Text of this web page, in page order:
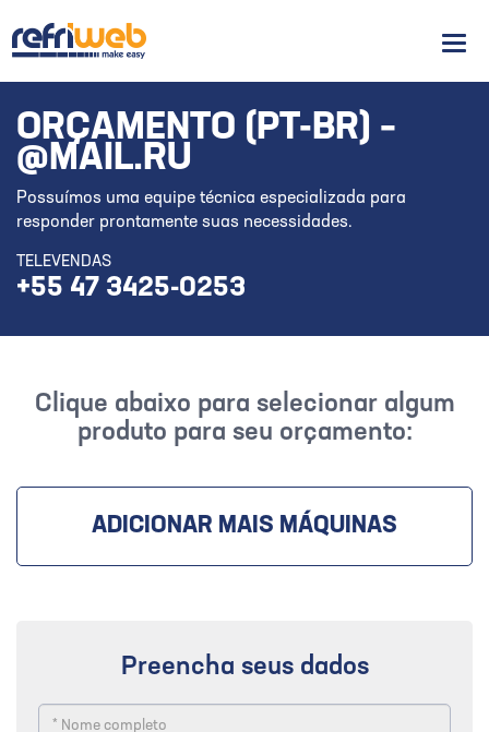
ORÇAMENTO (PT-BR) –
@MAIL.RU
Possuímos uma equipe técnica especializada para
responder prontamente suas necessidades.
TELEVENDAS
+55 47 3425-0253
Clique abaixo para selecionar algum
produto para seu orçamento:
ADICIONAR MAIS MÁQUINAS
Preencha seus dados